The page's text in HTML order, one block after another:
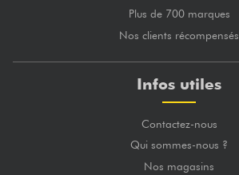
Plus de 700 marques
Nos clients récompensés
Infos utiles
Contactez-nous
Qui sommes-nous ?
Nos magasins